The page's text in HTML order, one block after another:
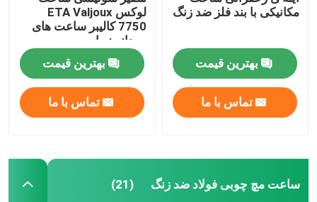
مکانیکی با بند فلز ضد زنگ
بهترین قیمت
تماس با ما
لوکس ETA Valjoux
7750 کالیبر ساعت های
مردانه زیبا
بهترین قیمت
تماس با ما
ساعت مچ چوبی فولاد ضد زنگ (21)